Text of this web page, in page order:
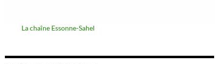
La chaîne Essonne-Sahel